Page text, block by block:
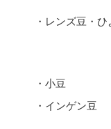
・レンズ豆・
・小豆
・インゲン豆